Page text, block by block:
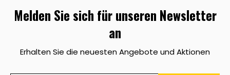
Melden Sie sich für unseren Newsletter
an
Erhalten Sie die neuesten Angebote und Aktionen